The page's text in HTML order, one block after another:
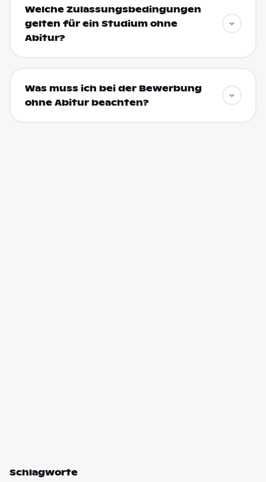
Welche Zulassungsbedingungen
gelten für ein Studium ohne
Abitur?
Was muss ich bei der Bewerbung
ohne Abitur beachten?
Schlagworte